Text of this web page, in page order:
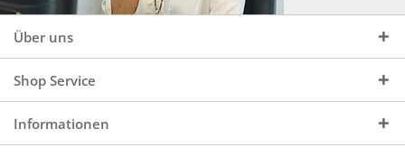
Über uns
Shop Service
Informationen